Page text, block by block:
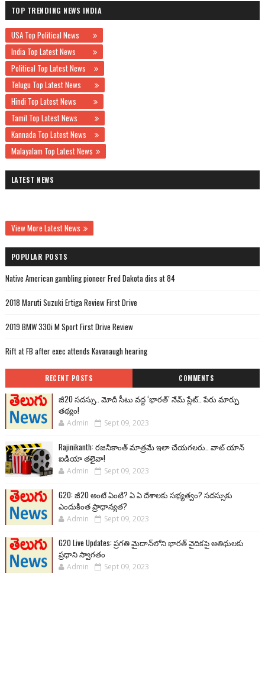
TOP TRENDING NEWS INDIA
USA Top Political News
India Top Latest News
Political Top Latest News
Telugu Top Latest News
Hindi Top Latest News
Tamil Top Latest News
Kannada Top Latest News
Malayalam Top Latest News
LATEST NEWS
View More Latest News
POPULAR POSTS
Native American gambling pioneer Fred Dakota dies at 84
2018 Maruti Suzuki Ertiga Review First Drive
2019 BMW 330i M Sport First Drive Review
Rift at FB after exec attends Kavanaugh hearing
RECENT POSTS COMMENTS
జీ20 సదస్సు.. మోదీ సీటు వద్ద ‘భారత్’ నేమ్ ప్లేట్‌.. పేరు మార్పు
తథ్యం!
Admin Sept 09, 2023
Rajinikanth: రజనీకాంత్ మాత్రమే ఇలా చేయగలరు.. వాట్ యాన్
ఐడియా తలైవా!
Admin Sept 09, 2023
G20: జీ20 అంటే ఏంటి? ఏ ఏ దేశాలకు సభ్యత్వం? సదస్సుకు
ఎందుకింత ప్రాధాన్యత?
Admin Sept 09, 2023
G20 Live Updates: ప్రగతి మైదాన్‌లోని భారత్ వైదికపై అతిథులకు
ప్రధాని స్వాగతం
Admin Sept 09, 2023